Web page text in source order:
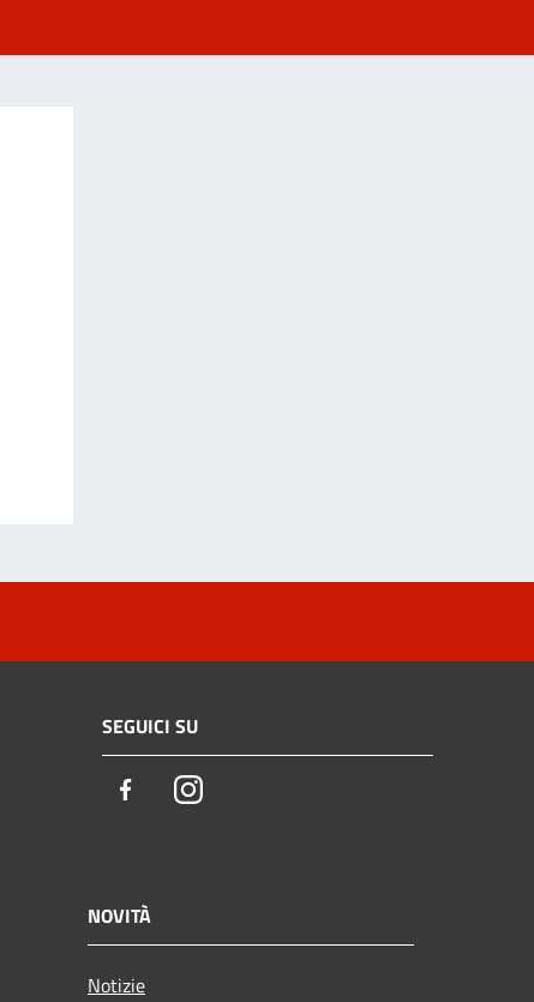
SEGUICI SU
FacebookInstagram
NOVITÀ
Notizie